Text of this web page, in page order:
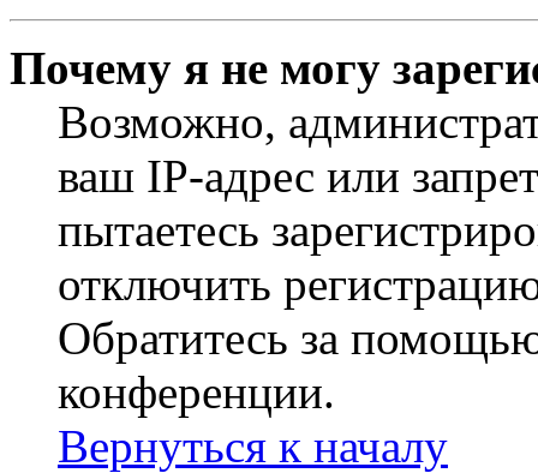
Почему я не могу
Возможно,
ваш IP-адрес или
пытаетесь
отключить
Обратитесь за
конференции.
Вернуться к началу